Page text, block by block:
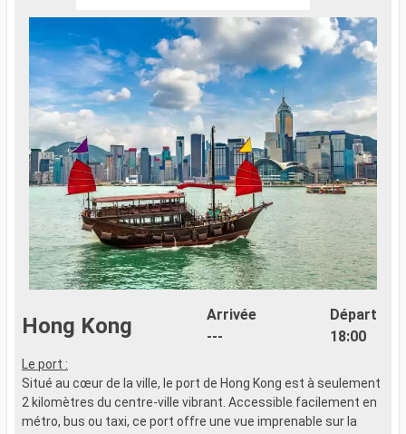
Hong Kong
Arrivée
---
Départ
18:00
Le port :
Situé au cœur de la ville, le port de Hong Kong est à seulement
2 kilomètres du centre-ville vibrant. Accessible facilement en
métro, bus ou taxi, ce port offre une vue imprenable sur la